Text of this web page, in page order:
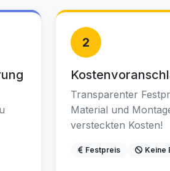
2
Transparenter
Material und
versteckten Kosten!
Festpreis Keine